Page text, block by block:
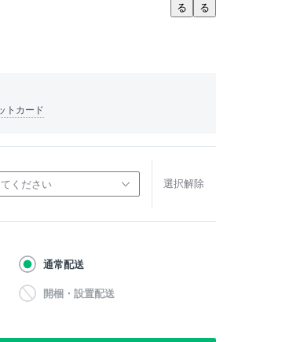
る
る
トカード
ください 選択解除
通常配送
開梱・設置配送